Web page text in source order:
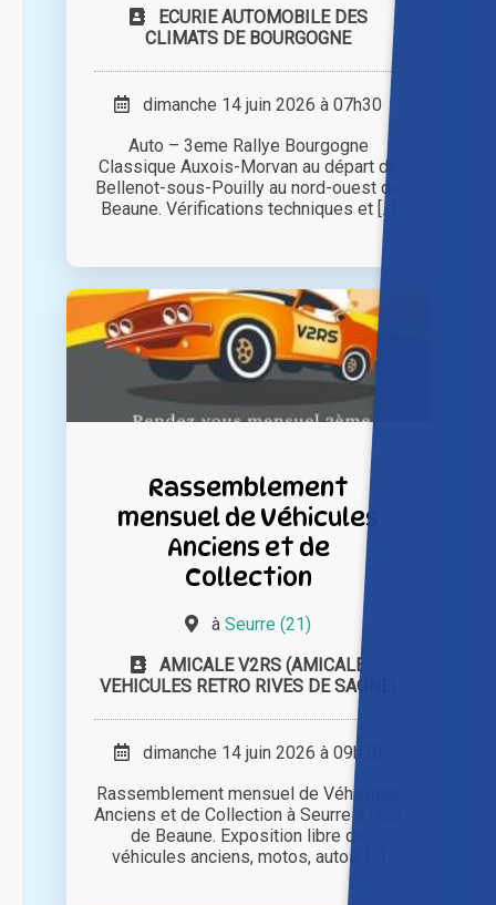
ECURIE AUTOMOBILE DES
CLIMATS DE BOURGOGNE
dimanche 14 juin 2026 à 07h30
Auto – 3eme Rallye Bourgogne
Classique Auxois-Morvan au départ de
Bellenot-sous-Pouilly au nord-ouest de
Beaune. Vérifications techniques et [...]
Rassemblement
mensuel de Véhicules
Anciens et de
Collection
à Seurre (21)
AMICALE V2RS (AMICALE
VEHICULES RETRO RIVES DE SAONE)
dimanche 14 juin 2026 à 09h30
Rassemblement mensuel de Véhicules
Anciens et de Collection à Seurre à l’est
de Beaune. Exposition libre de
véhicules anciens, motos, autos, [...]